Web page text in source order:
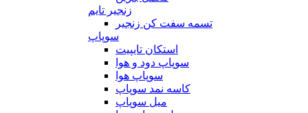
زنجیر تایم
تسمه سفت کن زنجیر
سوپاپ
استکان تایپیت
سوپاپ دود و هوا
سوپاپ هوا
کاسه نمد سوپاپ
میل سوپاپ